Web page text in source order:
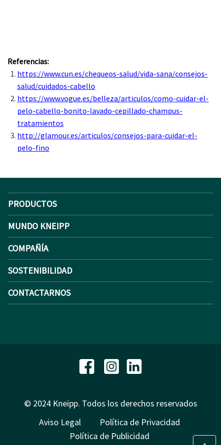
Referencias:
https://www.cun.es/chequeos-salud/vida-sana/consejos-
salud/cuidados-cabello
https://www.vogue.es/belleza/articulos/como-cuidar-el-
pelo-cabello-bonito-lavado-cepillado-champus-
tratamientos
http://glamour.es/articulos/consejos-para-cuidar-el-
pelo-fino
PRODUCTOS
MUNDO KNEIPP
COMPAÑÍA
SOSTENIBILIDAD
CONTACTARNOS
© 2024 Kneipp. Todos los derechos reservados
Aviso Legal
Política de Privacidad
Política de Publicidad